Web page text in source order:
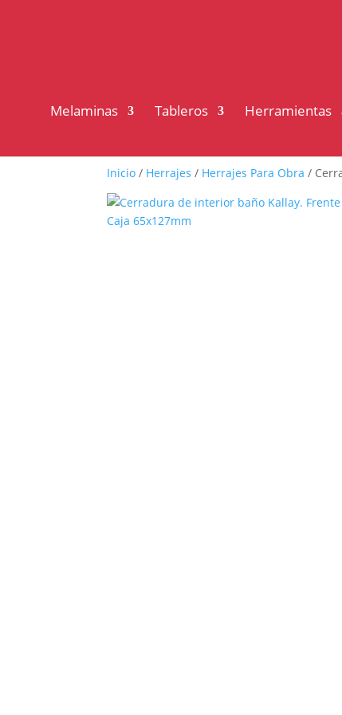
Melaminas Tableros Herramientas
Inicio / Herrajes / Herrajes Para Obra /